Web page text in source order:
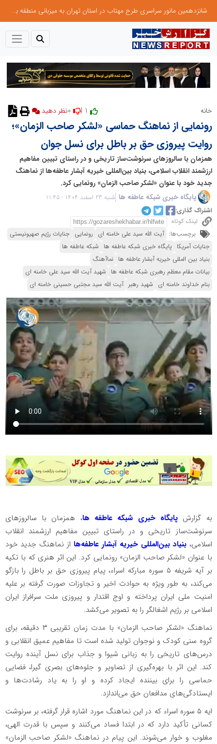
شانزدهمین مانور سراسری طرح مهتاب در استان تهران به میزبانی منطقه برق لواسان
خانه
رونمایی از نماهنگ حماسی «لشکر صاحب الزمان»؛
روایت پیروزی حق بر باطل برای نسل جوان
همزمان با سالروزهای سرنوشت‌ساز تاریخی و در راستای تبیین مفاهیم
ارزشمند انقلاب اسلامی، بنیاد بین‌المللی خیریه آبشار عاطفه‌ها از نماهنگ
جدید خود با عنوان «لشکر صاحب الزمان» رونمایی کرد.
پایگاه خبری شبکه عاطفه ها شنبه 23 اسفند 1404 - 11:45
اشتراک گذاری:
لینک کوتاه
برچسب‌ها: آیت الله سید علی خامنه ای رونمایی جنایات رژیم صهیونیستی
جنایات آمریکا پایگاه خبری شبکه عاطفه ها شبکه عاطفه ها
بنیاد بین المللی خیریه آبشار عاطفه ها نماآهنگ
بیانات مقام معظم رهبری شبکه عاطفه ها شهید آیت الله سید علی خامنه ای
بنام خداوند خامنه ای شهید رهبر آیت الله سید مجتبی حسینی خامنه ای
به گزارش پایگاه خبری شبکه عاطفه ها، همزمان با سالروزهای
سرنوشت‌ساز تاریخی و در راستای تبیین مفاهیم ارزشمند انقلاب
اسلامی، بنیاد بین‌المللی خیریه آبشار عاطفه‌هااز نماهنگ جدید خود
با عنوان «لشکر صاحب الزمان» رونمایی کرد. این اثر هنری که با تکیه
بر آیه شریفه ۵ سوره مبارکه اسراء، پیام پیروزی حق بر باطل را بازگو
می‌کند، به طور ویژه به حوادث اخیر و تجاوزات صورت گرفته بر علیه
امنیت ملی ایران پرداخته و اوج اقتدار و پیروزی ملت سرافراز ایران
اسلامی بر رژیم اشغالگر را به تصویر می‌کشد.
نماهنگ «لشکر صاحب الزمان» با مدت زمان تقریبی ۳ دقیقه، برای
گروه سنی کودک و نوجوان تولید شده است تا مفاهیم عمیق انقلابی و
درس‌های تاریخی را به زبانی شیوا و جذاب برای نسل آینده روایت
کند. این اثر با بهره‌گیری از تصاویر و جلوه‌های بصری گیرا، فضایی
حماسی را برای بیننده ایجاد کرده و او را به یاد رشادت‌ها و
ایستادگی‌های مدافعان حق می‌اندازد.
ایه ۵ سوره اسراء که در این نماهنگ مورد اشاره قرار گرفته، بر سرنوشت
کسانی تأکید دارد که در ابتدا فساد می‌کنند و سپس با قدرت الهی،
مغلوب و خوار می‌شوند. این پیام در نماهنگ «لشکر صاحب الزمان»